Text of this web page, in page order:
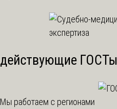
действующие ГОСТы
Мы работаем с регионами